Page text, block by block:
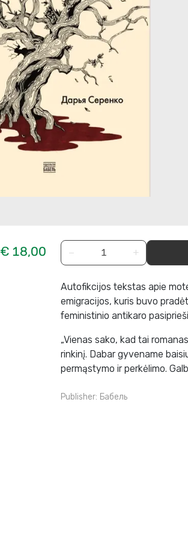
€ 18,00
− +
Autofikcijos tekstas apie
emigracijos, kuris buvo
feministinio antikaro
„Vienas sako, kad tai
rinkinį. Dabar gyvename
permąstymo ir perkėlimo.
Publisher: Бабель